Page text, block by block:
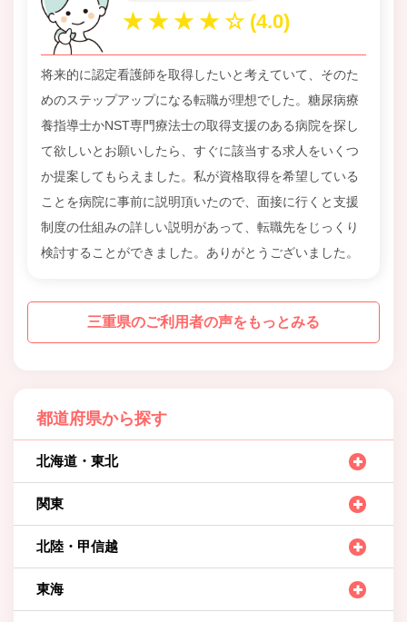
将来的に認定看護師を取得したいと考えていて、そのた
めのステップアップになる転職が理想でした。糖尿病療
養指導士かNST専門療法士の取得支援のある病院を探し
て欲しいとお願いしたら、すぐに該当する求人をいくつ
か提案してもらえました。私が資格取得を希望している
ことを病院に事前に説明頂いたので、面接に行くと支援
制度の仕組みの詳しい説明があって、転職先をじっくり
検討することができました。ありがとうございました。
三重県のご利用者の声をもっとみる
都道府県から探す
北海道・東北
関東
北陸・甲信越
東海